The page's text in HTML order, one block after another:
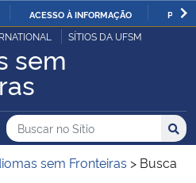
IR
PARA
O
ACESSO À INFORMAÇÃO
SÍTIOS DA UFSM
sem
do Sítio
Busca
Buscar no no Sítio
Busca:
sem Fronteiras > Busca